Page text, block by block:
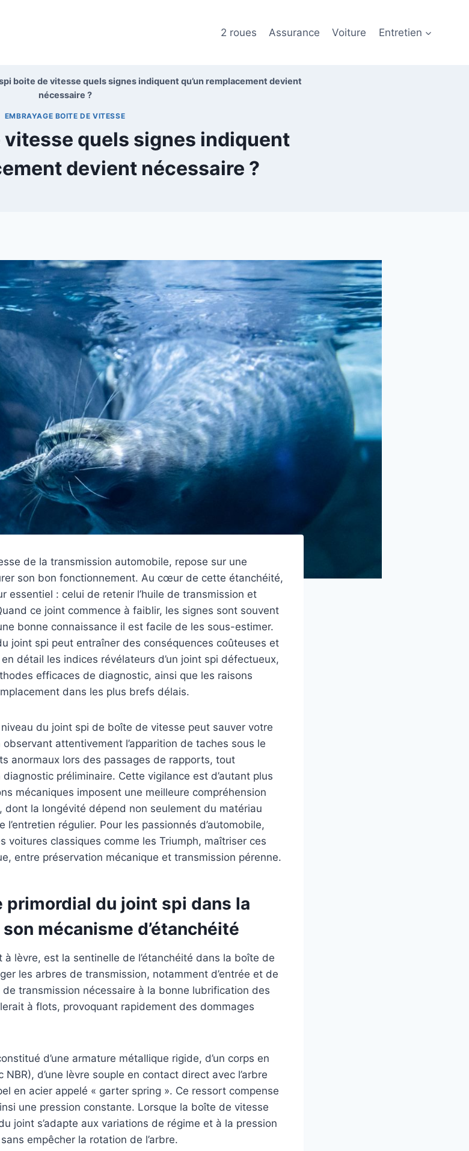
2 roues Assurance Voiture Entretien
boite de vitesse quels signes indiquent qu’un remplacement devient
nécessaire ?
EMBRAYAGE BOITE DE VITESSE
quels signes indiquent
devient nécessaire ?
de la transmission automobile, repose sur une
son bon fonctionnement. Au cœur de cette étanchéité,
essentiel : celui de retenir l’huile de transmission et
ce joint commence à faiblir, les signes sont souvent
bonne connaissance il est facile de les sous-estimer.
joint spi peut entraîner des conséquences coûteuses et
détail les indices révélateurs d’un joint spi défectueux,
efficaces de diagnostic, ainsi que les raisons
dans les plus brefs délais.
du joint spi de boîte de vitesse peut sauver votre
observant attentivement l’apparition de taches sous le
anormaux lors des passages de rapports, tout
préliminaire. Cette vigilance est d’autant plus
mécaniques imposent une meilleure compréhension
dont la longévité dépend non seulement du matériau
régulier. Pour les passionnés d’automobile,
voitures classiques comme les Triumph, maîtriser ces
entre préservation mécanique et transmission pérenne.
primordial du joint spi dans la
mécanisme d’étanchéité
lèvre, est la sentinelle de l’étanchéité dans la boîte de
les arbres de transmission, notamment d’entrée et de
transmission nécessaire à la bonne lubrification des
à flots, provoquant rapidement des dommages
d’une armature métallique rigide, d’un corps en
d’une lèvre souple en contact direct avec l’arbre
en acier appelé « garter spring ». Ce ressort compense
une pression constante. Lorsque la boîte de vitesse
joint s’adapte aux variations de régime et à la pression
empêcher la rotation de l’arbre.